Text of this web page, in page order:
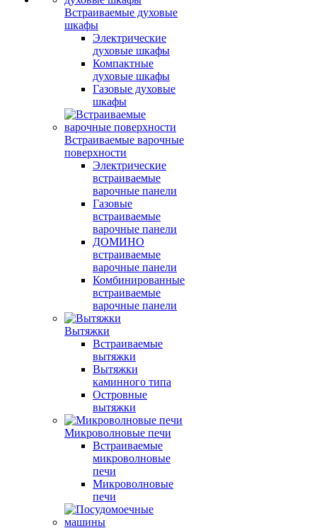
Встраиваемые духовые
шкафы
Электрические
духовые шкафы
Компактные
духовые шкафы
Газовые духовые
шкафы
Встраиваемые варочные
поверхности
Электрические
встраиваемые
варочные панели
Газовые
встраиваемые
варочные панели
ДОМИНО
встраиваемые
варочные панели
Комбинированные
встраиваемые
варочные панели
Вытяжки
Встраиваемые
вытяжки
Вытяжки
каминного типа
Островные
вытяжки
Микроволновые печи
Встраиваемые
микроволновые
печи
Микроволновые
печи